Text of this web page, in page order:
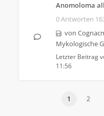
Anomoloma
0 Antworten
von
Mykologische
Letzter Beitrag
11:56
1 2